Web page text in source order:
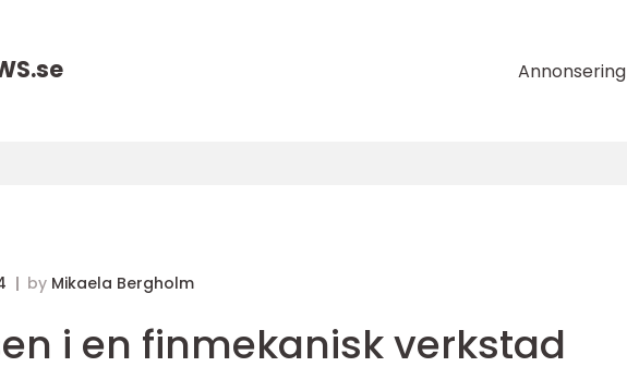
se Annonsering
by Mikaela Bergholm
i en finmekanisk verkstad